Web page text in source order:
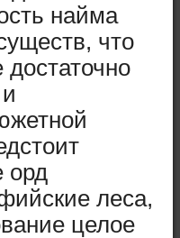
найма
что
орд
леса,
целое